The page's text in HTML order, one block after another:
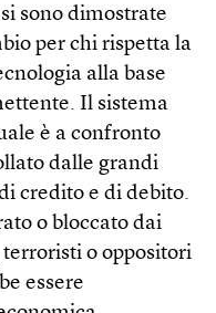
sono dimostrate
per chi rispetta la
alla base
Il sistema
è a confronto
dalle grandi
credito e di debito.
o bloccato dai
o oppositori
essere